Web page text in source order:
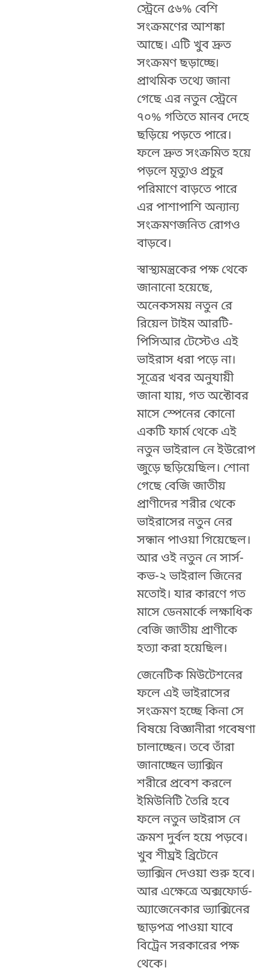
স্ট্রেনে ৫৬% বেশি
সংক্রমণের আশঙ্কা
আছে। এটি খুব দ্রুত
সংক্রমণ ছড়াচ্ছে৷
প্রাথমিক তথ্যে জানা
গেছে এর নতুন স্ট্রেনে
৭০% গতিতে মানব দেহে
ছড়িয়ে পড়তে পারে।
ফলে দ্রুত সংক্রমিত হয়ে
পড়লে মৃত্যুও প্রচুর
পরিমাণে বাড়তে পারে
এর পাশাপাশি অন্যান্য
সংক্রমণজনিত রোগও
বাড়বে।
স্বাস্থ্যমন্ত্রকের পক্ষ থেকে
জানানো হয়েছে,
অনেকসময় নতুন রে
রিয়েল টাইম আরটি-
পিসিআর টেস্টেও এই
ভাইরাস ধরা পড়ে না।
সূত্রের খবর অনুযায়ী
জানা যায়, গত অক্টোবর
মাসে স্পেনের কোনো
একটি ফার্ম থেকে এই
নতুন ভাইরাল নে ইউরোপ
জুড়ে ছড়িয়েছিল। শোনা
গেছে বেজি জাতীয়
প্রাণীদের শরীর থেকে
ভাইরাসের নতুন নের
সন্ধান পাওয়া গিয়েছেল।
আর ওই নতুন নে সার্স-
কভ-২ ভাইরাল জিনের
মতোই। যার কারণে গত
মাসে ডেনমার্কে লক্ষাধিক
বেজি জাতীয় প্রাণীকে
হত্যা করা হয়েছিল।
জেনেটিক মিউটেশনের
ফলে এই ভাইরাসের
সংক্রমণ হচ্ছে কিনা সে
বিষয়ে বিজ্ঞানীরা গবেষণা
চালাচ্ছেন। তবে তাঁরা
জানাচ্ছেন ভ্যাক্সিন
শরীরে প্রবেশ করলে
ইমিউনিটি তৈরি হবে
ফলে নতুন ভাইরাস নে
ক্রমশ দুর্বল হয়ে পড়বে।
খুব শীঘ্রই ব্রিটেনে
ভ্যাক্সিন দেওয়া শুরু হবে।
আর এক্ষেত্রে অক্সফোর্ড-
অ্যাজেনেকার ভ্যাক্সিনের
ছাড়পত্র পাওয়া যাবে
বিট্রেন সরকারের পক্ষ
থেকে।